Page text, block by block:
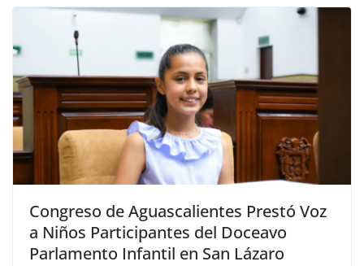
Congreso de Aguascalientes Prestó Voz
a Niños Participantes del Doceavo
Parlamento Infantil en San Lázaro